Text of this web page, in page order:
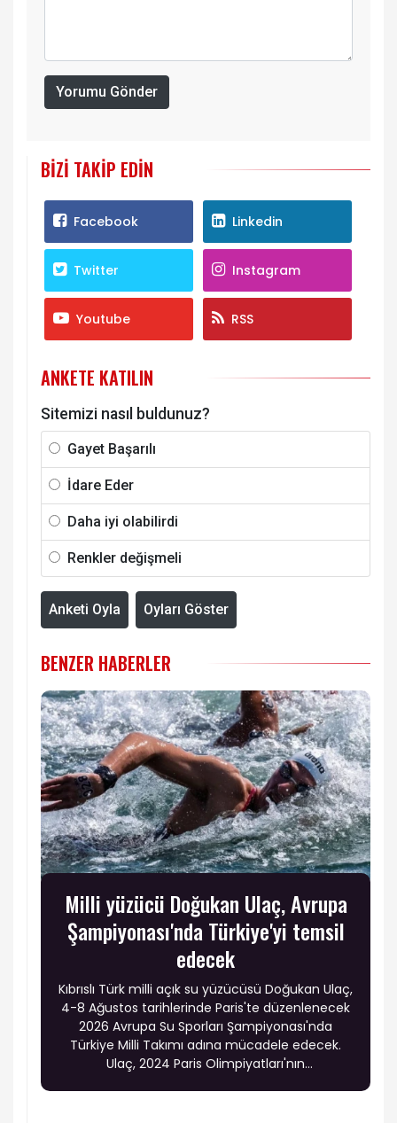
Yorumu Gönder
BIZI TAKIP EDIN
Facebook Linkedin
Twitter Instagram
Youtube RSS
ANKETE KATILIN
Sitemizi nasıl buldunuz?
Gayet Başarılı
İdare Eder
Daha iyi olabilirdi
Renkler değişmeli
Anketi Oyla Oyları Göster
BENZER HABERLER
Milli yüzücü Doğukan Ulaç, Avrupa
Şampiyonası'nda Türkiye'yi temsil
edecek
Kıbrıslı Türk milli açık su yüzücüsü Doğukan Ulaç,
4-8 Ağustos tarihlerinde Paris'te düzenlenecek
2026 Avrupa Su Sporları Şampiyonası'nda
Türkiye Milli Takımı adına mücadele edecek.
Ulaç, 2024 Paris Olimpiyatları'nın